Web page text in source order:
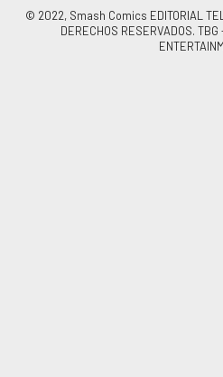
© 2022, Smash Comics EDITORIAL
DERECHOS RESERVADOS.